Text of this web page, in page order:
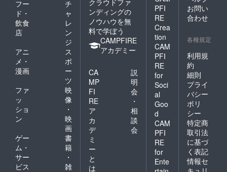
フー
ド・
飲食
店
チ
ャ
レ
ン
ジ
アニ
メ・
漫画
ス
ポ
ー
ツ
ファ
ッ
ショ
ン
映
像
・
映
画
ゲー
ム・
サー
ビス
書
籍
・
雑
クラウドファ
ンディングの
ノウハウを無
料で学ぼう
CAMPFIRE
アカデミー
CA
MP
FI
RE
ア
カ
デ
ミ
ー
と
は
説
明
会
・
相
談
会
PFI
RE
Crea
tion
CAM
PFI
RE
for
Soci
al
Goo
d
CAM
PFI
RE
for
Ente
お問い
合わせ
各種規定
利用規
約
細則
プライ
バシー
ポリ
シー
特定商
取引法
に基づ
く表記
情報セ